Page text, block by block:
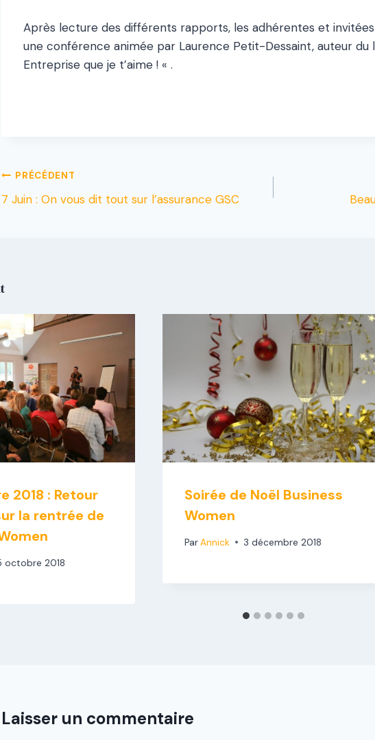
Après lecture des différents rapports, les adhérentes et
une conférence animée par Laurence Petit-Dessaint, auteur du
Entreprise que je t’aime ! « .
PRÉCÉDENT
7 Juin : On vous dit tout sur l’assurance GSC
2018 : Retour
la rentrée de
octobre 2018
Soirée de Noël Business
Women
ParAnnick 3 décembre 2018
Laisser un commentaire